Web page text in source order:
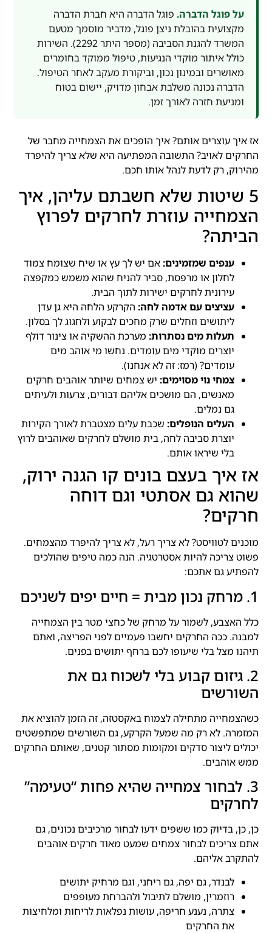
על פוגל הדברה. פוגל הדברה היא חברת הדברה
מקצועית בהובלת ניצן פוגל, מדביר מוסמך מטעם
המשרד להגנת הסביבה (מספר היתר 2292). השירות
כולל איתור מוקדי הנגיעות, טיפול ממוקד בחומרים
מאושרים ובמינון נכון, וביקורת מעקב לאחר הטיפול.
הדברה נכונה משלבת אבחון מדויק, יישום בטוח
ומניעת חזרה לאורך זמן.
אז איך עוצרים אותם? איך הופכים את הצמחייה מחבר של
החרקים לאויב? התשובה המפתיעה היא שלא צריך להיפרד
מהירוק, רק לדעת לנהל אותו חכם.
5 שיטות שלא חשבתם עליהן, איך
הצמחייה עוזרת לחרקים לפרוץ
הביתה?
ענפים שמזמינים:אם יש לך עץ או שיח שצומח צמוד
לחלון או מרפסת, סביר להניח שהוא משמש כמקפצה
עירונית לחרקים ישירות לתוך הבית.
עציצים עם אדמה לחה: הקרקע הלחה היא גן עדן
ליתושים וזחלים שרק מחכים לבקוע ולחגוג לך בסלון.
תעלות מים נסתרות: מערכת ההשקיה או צינור דולף
יוצרים מוקדי מים עומדים. נחשו מי אוהב מים
עומדים? (רמז: זה לא אנחנו).
צמחי נוי מסוימים: יש צמחים שיותר אוהבים חרקים
מאנשים, הם מושכים אליהם דבורים, צרעות ולעיתים
גם נמלים.
העלים הנופלים: שכבת עלים מצטברת לאורך הקירות
יוצרת סביבה לחה, בית מושלם לחרקים שאוהבים לרוץ
בלי שיראו אותם.
אז איך בעצם בונים קו הגנה ירוק,
שהוא גם אסתטי וגם דוחה
חרקים?
מוכנים לטוויסט? לא צריך רעל, לא צריך להיפרד מהצמחים.
פשוט צריכה להיות אסטרטגיה. הנה כמה טיפים שהולכים
להפתיע גם אתכם:
1. מרחק נכון מבית = חיים יפים לשניכם
כלל האצבע, לשמור על מרחק של כחצי מטר בין הצמחייה
למבנה. ככה החרקים יחשבו פעמיים לפני הפריצה, ואתם
תיהנו מצל בלי שיעופו לכם ברחף יתושים בפנים.
2. גיזום קבוע בלי לשכוח גם את
השורשים
כשהצמחייה מתחילה לצמוח באקסטזה, זה הזמן להוציא את
המזמרה. לא רק מה שמעל הקרקע, גם השורשים שמתפשטים
יכולים ליצור סדקים ומקומות מסתור קטנים, שאותם החרקים
ממש אוהבים.
3. לבחור צמחייה שהיא פחות “טעימה”
לחרקים
כן, כן, בדיוק כמו ששפים ידעו לבחור מרכיבים נכונים, גם
אתם צריכים לבחור צמחים שמעט מאוד חרקים אוהבים
להתקרב אליהם.
לבנדר, גם יפה, גם ריחני, וגם מרחיק יתושים
רוזמרין, מושלם לתיבול ולהברחת מעופפים
צתרה, נענע חריפה, עושות נפלאות לריחות ומלחיצות
את החרקים